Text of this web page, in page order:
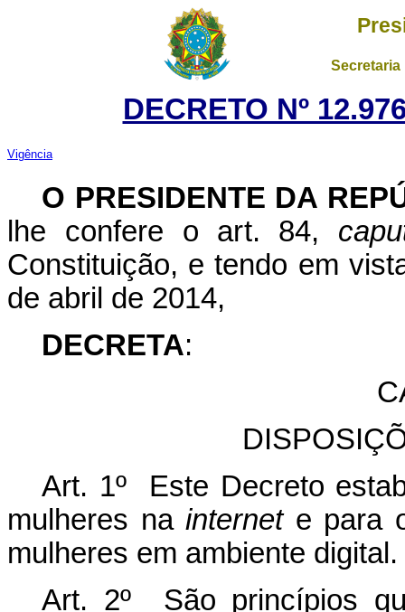
DECRETO Nº
Vigência
O PRESIDENTE DA
lhe confere o art. 84,
Constituição, e tendo em
de abril de 2014,
DECRETA:
Art. 1ºEste Decreto
mulheres nainternete para
mulheres em ambiente digital.
Art. 2º São princípios